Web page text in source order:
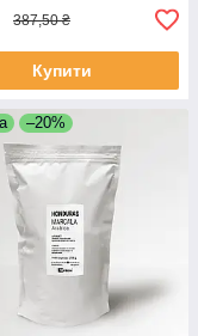
387,50 ₴
Купити
–20%